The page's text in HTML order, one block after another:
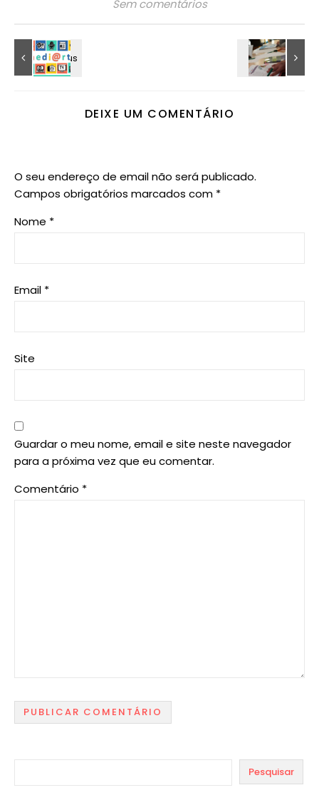
Sem comentários
DEIXE UM COMENTÁRIO
O seu endereço de email não será publicado.
Campos obrigatórios marcados com *
Nome *
Email *
Site
Guardar o meu nome, email e site neste navegador
para a próxima vez que eu comentar.
Comentário *
Pesquisar